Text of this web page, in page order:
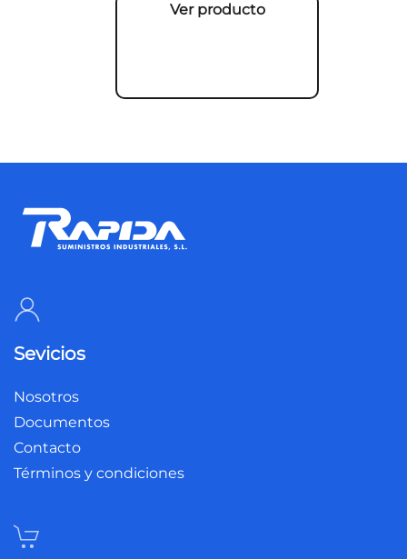
Ver producto
Sevicios
Nosotros
Documentos
Contacto
Términos y condiciones